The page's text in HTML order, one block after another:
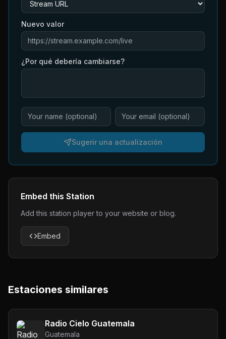
Nuevo valor
¿Por qué debería cambiarse?
Sugerir una actualización
Embed this Station
Add this station player to your website or blog.
Embed
Estaciones similares
Radio Cielo Guatemala
Guatemala